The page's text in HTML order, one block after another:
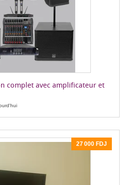
complet avec amplificateur et
27 000 FDJ